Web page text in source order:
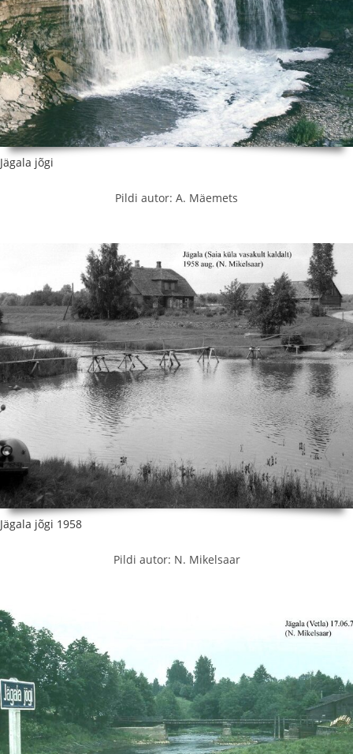
Jägala jõgi
Pildi autor: A. Mäemets
Jägala jõgi 1958
Pildi autor: N. Mikelsaar